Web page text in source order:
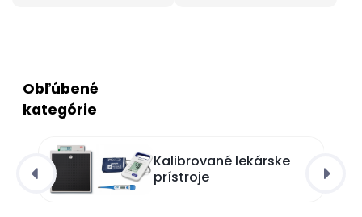
Obľúbené
kategórie
Kalibrované lekárske
prístroje